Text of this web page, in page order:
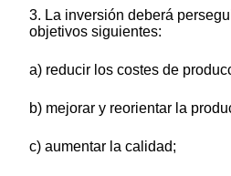
3. La inversión deberá
objetivos siguientes:
a) reducir los costes de
b) mejorar y reorientar la
c) aumentar la calidad;